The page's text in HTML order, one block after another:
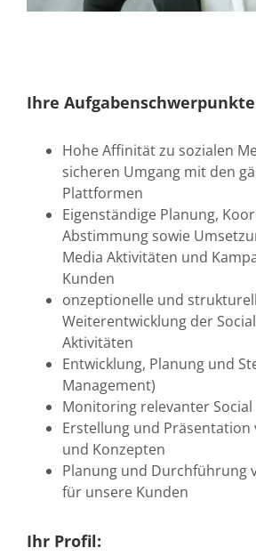
Ihre
Hohe Affinität zu sozialen
sicheren Umgang mit den
Plattformen
Eigenständige Planung,
Abstimmung sowie
Media Aktivitäten und
Kunden
onzeptionelle und
Weiterentwicklung der
Aktivitäten
Entwicklung, Planung und
Management)
Monitoring relevanter Social
Erstellung und Präsentation
und Konzepten
Planung und Durchführung
für unsere Kunden
Ihr Profil: